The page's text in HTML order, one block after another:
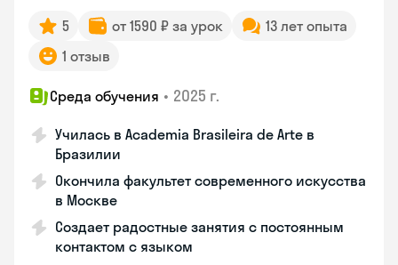
5 от 1590 ₽ за урок
13 лет опыта
1 отзыв
Среда обучения • 2025 г.
Училась в Academia Brasileira de Arte в
Бразилии
Окончила факультет современного искусства
в Москве
Создает радостные занятия с постоянным
контактом с языком